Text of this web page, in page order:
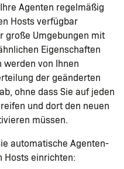
Agenten regelmäßig
Hosts verfügbar
große Umgebungen mit
Eigenschaften
werden von Ihnen
der geänderten
ohne dass Sie auf jeden
und dort den neuen
müssen.
automatische Agenten-
Hosts einrichten: